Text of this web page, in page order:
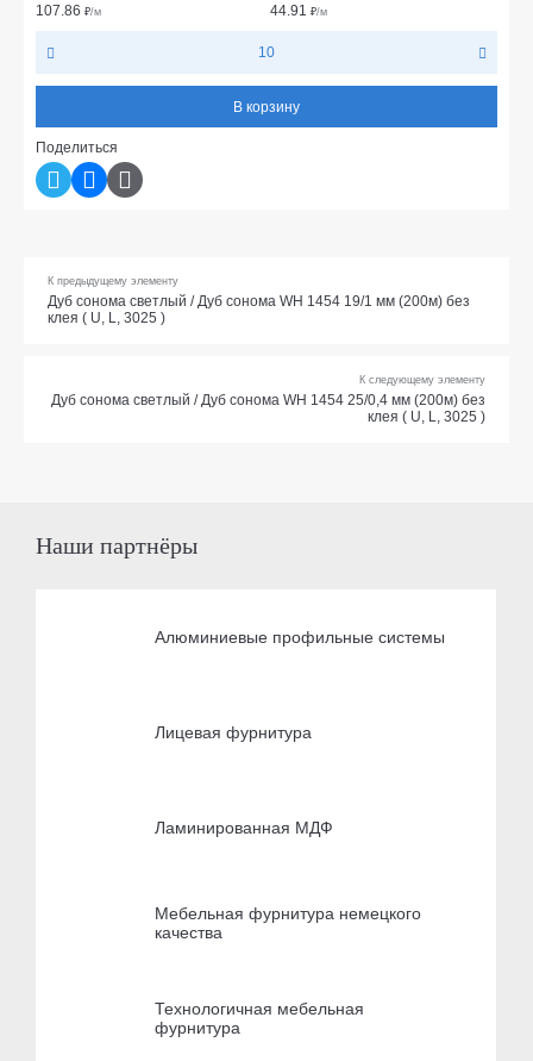
107.86 ₽/м 44.91 ₽/м
10
В корзину
Поделиться
К предыдущему элементу
Дуб сонома светлый / Дуб сонома WH 1454 19/1 мм (200м) без
клея ( U, L, 3025 )
К следующему элементу
Дуб сонома светлый / Дуб сонома WH 1454 25/0,4 мм (200м) без
клея ( U, L, 3025 )
Наши партнёры
Алюминиевые профильные системы
Лицевая фурнитура
Ламинированная МДФ
Мебельная фурнитура немецкого
качества
Технологичная мебельная
фурнитура